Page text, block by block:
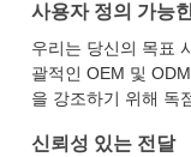
사용자 정의 가능
우리는 당신의 목표
괄적인 OEM 및
을 강조하기 위해 독
신뢰성 있는 전달